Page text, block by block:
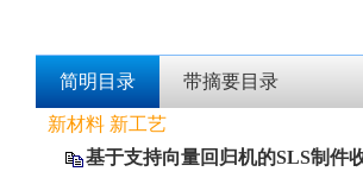
简明目录 带摘要目录
新材料 新工艺
基于支持向量回归机的SLS制件